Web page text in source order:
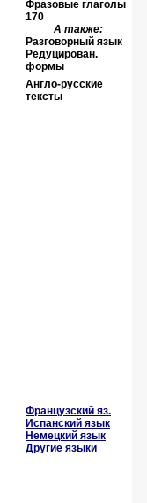
Фразовые глаголы
170
А также:
Разговорный язык
Редуцирован.
формы
Англо-русские
тексты
Французский яз.
Испанский язык
Немецкий язык
Другие языки